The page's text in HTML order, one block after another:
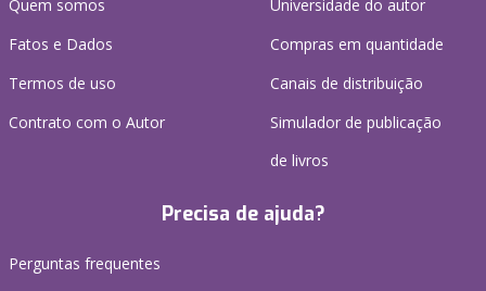
Quem somos
Fatos e Dados
Termos de uso
Contrato com o Autor
Universidade do autor
Compras em quantidade
Canais de distribuição
Simulador de publicação
de livros
Precisa de ajuda?
Perguntas frequentes